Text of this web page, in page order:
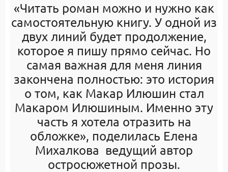
«Читать роман можно и нужно как
самостоятельную книгу. У одной из
двух линий будет продолжение,
которое я пишу прямо сейчас. Но
самая важная для меня линия
закончена полностью: это история
о том, как Макар Илюшин стал
Макаром Илюшиным. Именно эту
часть я хотела отразить на
обложке», поделилась Елена
Михалкова ведущий автор
остросюжетной прозы.